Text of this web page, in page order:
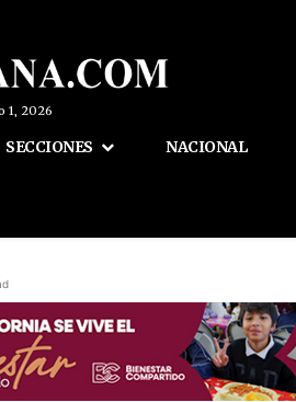
1, 2026
SECCIONES NACIONAL